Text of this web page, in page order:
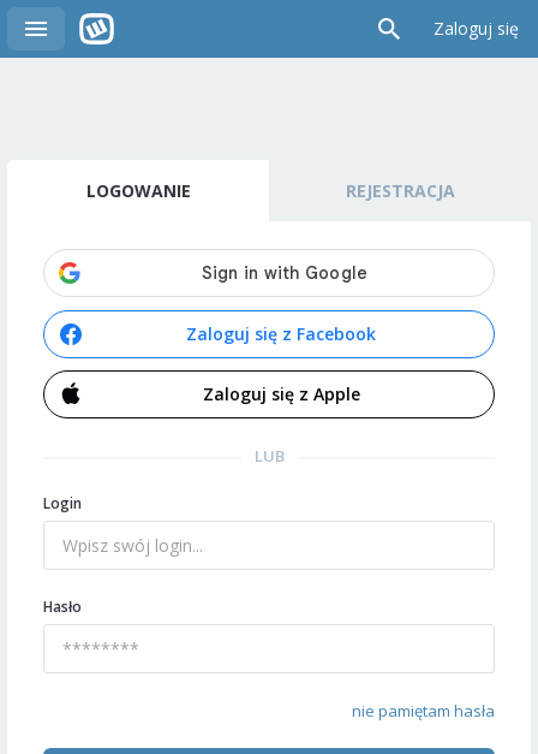
Zaloguj się
LOGOWANIE REJESTRACJA
Zaloguj się z Facebook
Zaloguj się z Apple
LUB
Login
Hasło
nie pamiętam hasła